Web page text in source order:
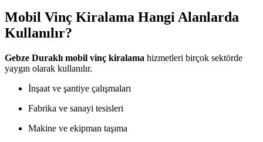
Mobil Vinç Kiralama Hangi Alanlarda
Kullanılır?
Gebze Duraklı mobil vinç kiralama hizmetleri birçok sektörde
yaygın olarak kullanılır.
İnşaat ve şantiye çalışmaları
Fabrika ve sanayi tesisleri
Makine ve ekipman taşıma